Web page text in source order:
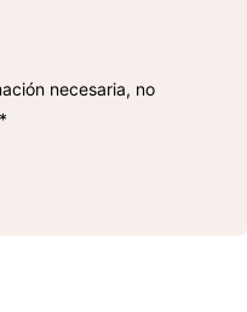
necesaria, no